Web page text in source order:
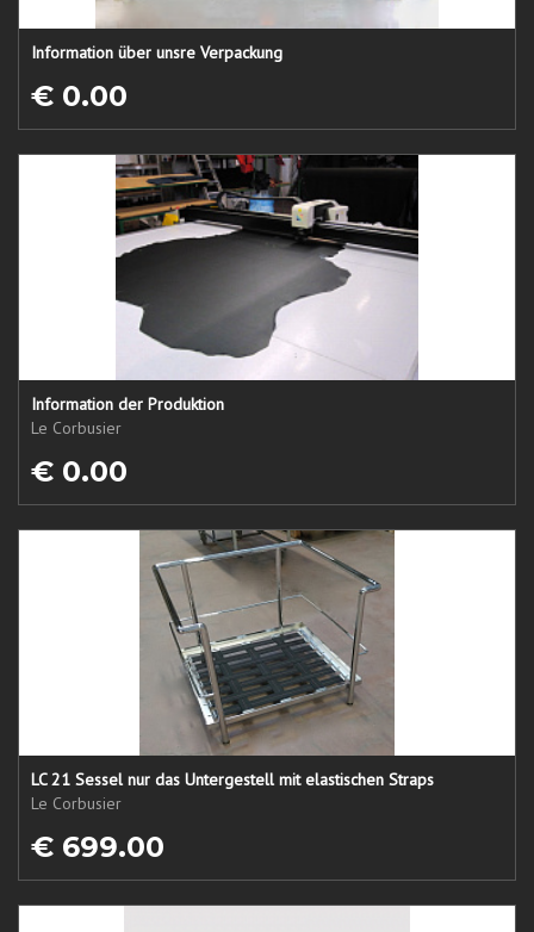
Information über unsre Verpackung
€ 0.00
Information der Produktion
Le Corbusier
€ 0.00
LC 21 Sessel nur das Untergestell mit elastischen Straps
Le Corbusier
€ 699.00